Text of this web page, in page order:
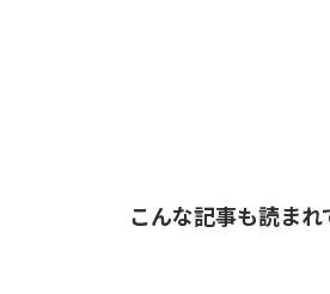
こんな記事も読まれ